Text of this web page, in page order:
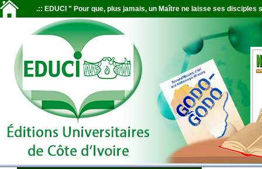
.:: EDUCI " Pour que, plus jamais, un Maître ne laisse ses disciples